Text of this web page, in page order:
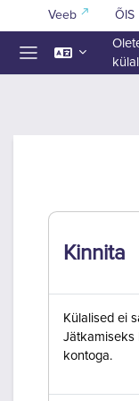
Jäta vahele peasisuni
Veeb ÕIS
Kinnita
Külalised ei
Jätkamiseks
kontoga.